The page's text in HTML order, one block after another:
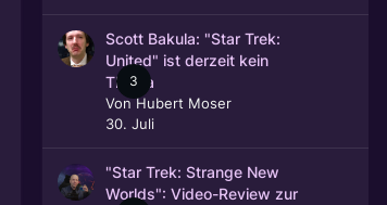
3
Scott Bakula: "Star Trek:
United" ist derzeit kein
Thema
VonHubert Moser
30. Juli
"Star Trek: Strange New
Worlds": Video-Review zur